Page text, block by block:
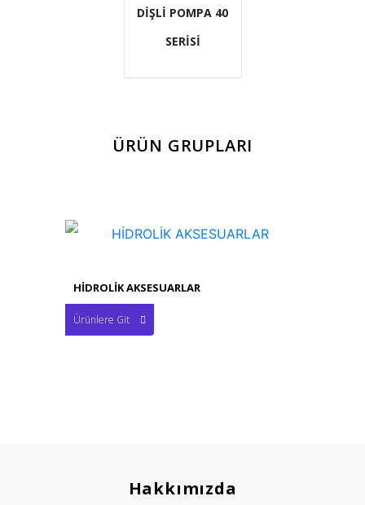
DİŞLİ POMPA 40
SERİSİ
ÜRÜN GRUPLARI
HİDROLİK AKSESUARLAR
Ürünlere Git
Hakkımızda